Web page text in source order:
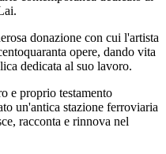
donazione con cui l'artista
opere, dando vita
dedicata al suo lavoro.
e proprio testamento
un'antica stazione ferroviaria
racconta e rinnova nel